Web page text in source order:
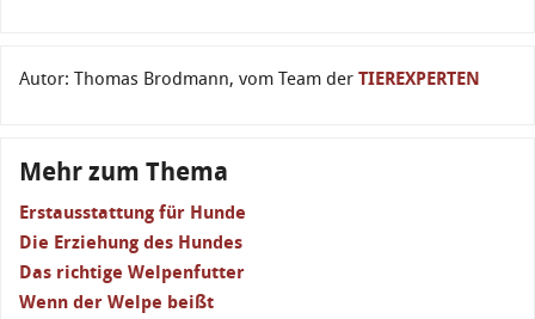
Autor: Thomas Brodmann, vom Team der TIEREXPERTEN
Mehr zum Thema
Erstausstattung für Hunde
Die Erziehung des Hundes
Das richtige Welpenfutter
Wenn der Welpe beißt